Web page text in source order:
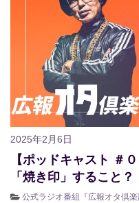
2025年2月6日
【ポッドキャスト ＃
「焼き印」すること
公式ラジオ番組『広報オタ倶楽